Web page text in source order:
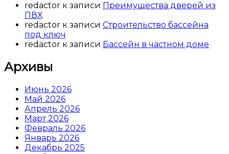
redactor к записи Преимущества дверей из
ПВХ
redactor к записи Строительство бассейна
под ключ
redactor к записи Бассейн в частном доме
Архивы
Июнь 2026
Май 2026
Апрель 2026
Март 2026
Февраль 2026
Январь 2026
Декабрь 2025